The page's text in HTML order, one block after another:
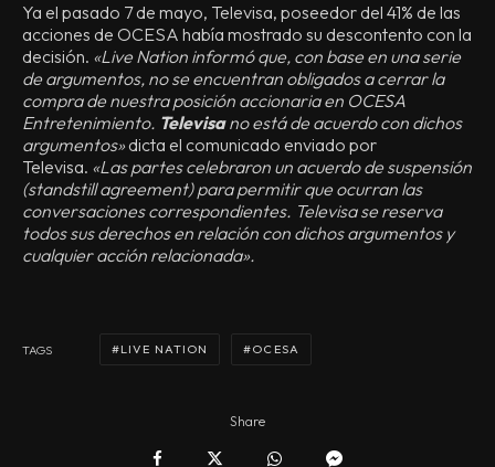
Ya el pasado 7 de mayo, Televisa, poseedor del 41% de las
acciones de OCESA había mostrado su descontento con la
decisión. «Live Nation informó que, con base en una serie
de argumentos, no se encuentran obligados a cerrar la
compra de nuestra posición accionaria en OCESA
Entretenimiento. Televisano está de acuerdo con dichos
argumentos» dicta el comunicado enviado por
Televisa. «Las partes celebraron un acuerdo de suspensión
(standstill agreement) para permitir que ocurran las
conversaciones correspondientes. Televisa se reserva
todos sus derechos en relación con dichos argumentos y
cualquier acción relacionada».
TAGS LIVE NATION OCESA
Share